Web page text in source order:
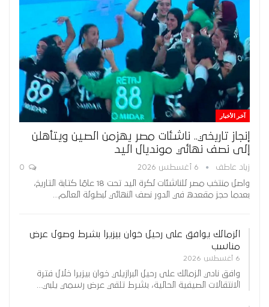
آخر الأخبار
إنجاز تاريخي.. ناشئات مصر يهزمن الصين ويتأهلن
إلى نصف نهائي مونديال اليد
زياد عاطف 6 أغسطس 2026
واصل منتخب مصر للناشئات لكرة اليد تحت 18 عامًا كتابة التاريخ،
بعدما حجز مقعده في الدور نصف النهائي لبطولة العالم…
الزمالك يوافق على رحيل خوان بيزيرا بشرط وصول عرض
مناسب
6 أغسطس 2026
وافق نادي الزمالك على رحيل البرازيلي خوان بيزيرا خلال فترة
الانتقالات الصيفية الحالية، بشرط تلقي عرض رسمي يلبي…